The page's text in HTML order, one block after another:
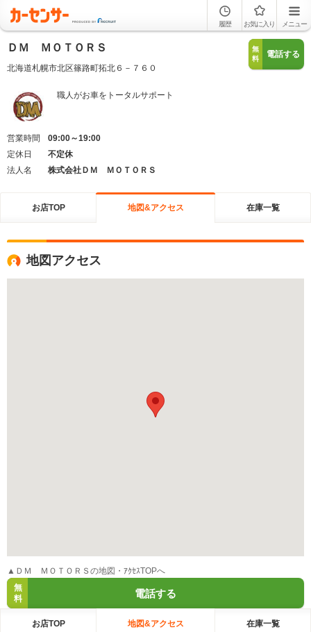
履歴 お気に入り メニュー
ＤＭ ＭＯＴＯＲＳ
北海道札幌市北区篠路町拓北６－７６０
無
料
電話する
職人がお車をトータルサポート
営業時間
09:00～19:00
定休日
不定休
法人名
株式会社ＤＭ ＭＯＴＯＲＳ
お店TOP 地図&アクセス 在庫一覧
地図アクセス
▲ＤＭ ＭＯＴＯＲＳの地図・ｱｸｾｽTOPへ
無
料
電話する
お店TOP 地図&アクセス 在庫一覧